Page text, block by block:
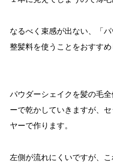
なるべく束感が出ない、「
整髪料を使うことをおすすめ
パウダーシェイクを髪の毛
ーで乾かしていきますが、
ヤーで作ります。
左側が流れにくいですが、